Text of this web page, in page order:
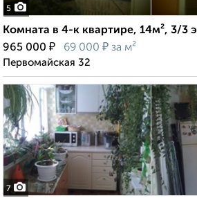
5
Комната в 4-к квартире, 14м², 3/3
965 000 ₽ 69 000 ₽ за м²
Первомайская 32
7